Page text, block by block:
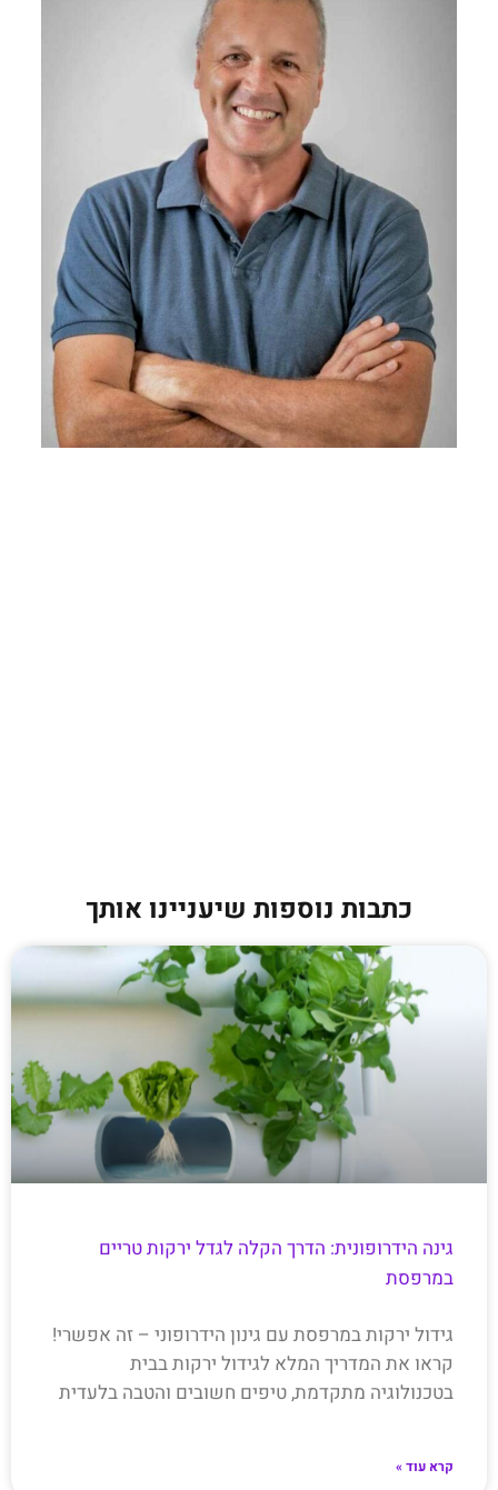
כתבות נוספות שיעניינו אותך
גינה הידרופונית: הדרך הקלה לגדל ירקות טריים
במרפסת
גידול ירקות במרפסת עם גינון הידרופוני – זה אפשרי!
קראו את המדריך המלא לגידול ירקות בבית
בטכנולוגיה מתקדמת, טיפים חשובים והטבה בלעדית
קרא עוד »